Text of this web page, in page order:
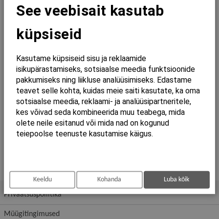
Ringluspump ALPHA2 25-60 1x230V
180mm
419,76 €
Lisa ostukorvi
Privaatsuspoliitika
Müügitingimused
See veebisait kasutab
küpsiseid
Kasutame küpsiseid sisu ja reklaamide
isikupärastamiseks, sotsiaalse meedia funktsioonide
pakkumiseks ning liikluse analüüsimiseks. Edastame
teavet selle kohta, kuidas meie saiti kasutate, ka oma
sotsiaalse meedia, reklaami- ja analüüsipartneritele,
kes võivad seda kombineerida muu teabega, mida
olete neile esitanud või mida nad on kogunud
teiepoolse teenuste kasutamise käigus.
Keeldu Kohanda Luba kõik